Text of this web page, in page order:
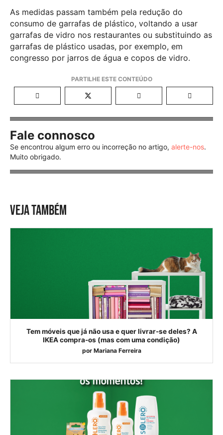
As medidas passam também pela redução do
consumo de garrafas de plástico, voltando a usar
garrafas de vidro nos restaurantes ou substituindo as
garrafas de plástico usadas, por exemplo, em
congresso por jarros de água e copos de vidro.
Fale connosco
Se encontrou algum erro ou incorreção no artigo, alerte-nos.
Muito obrigado.
VEJA TAMBÉM
Tem móveis que já não usa e quer livrar-se deles? A
IKEA compra-os (mas com uma condição)
por Mariana Ferreira